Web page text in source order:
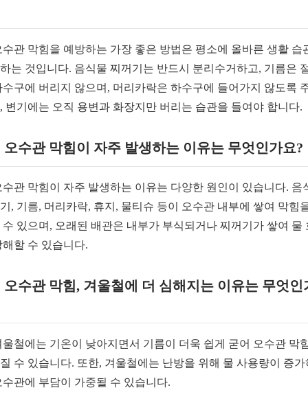
수관 막힘을 예방하는 가장 좋은 방법은 평소에 올바른 생활 습
는 것입니다. 음식물 찌꺼기는 반드시 분리수거하고, 기름은
수구에 버리지 않으며, 머리카락은 하수구에 들어가지 않도록
변기에는 오직 용변과 화장지만 버리는 습관을 들여야 합니다.
오수관 막힘이 자주 발생하는 이유는 무엇인가요?
수관 막힘이 자주 발생하는 이유는 다양한 원인이 있습니다. 음
, 기름, 머리카락, 휴지, 물티슈 등이 오수관 내부에 쌓여 막힘
수 있으며, 오래된 배관은 내부가 부식되거나 찌꺼기가 쌓여 물
해할 수 있습니다.
오수관 막힘, 겨울철에 더 심해지는 이유는 무엇인
울철에는 기온이 낮아지면서 기름이 더욱 쉽게 굳어 오수관 막
수 있습니다. 또한, 겨울철에는 난방을 위해 물 사용량이 증가
수관에 부담이 가중될 수 있습니다.